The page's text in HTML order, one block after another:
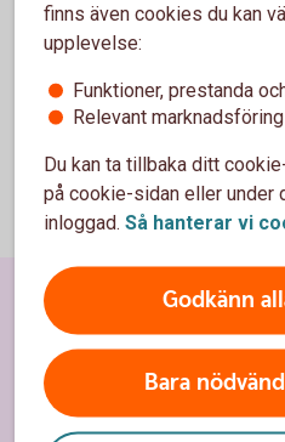
Inställningar för
finns även cookies du kan
upplevelse:
Funktioner, prestanda
Relevant marknadsföring
Du kan ta tillbaka ditt
på cookie-sidan eller under
inloggad. Så hanterar vi
Godkänn
Bara
Sidfot
Hitta snabbt
Kundservice
Spärrhjälp